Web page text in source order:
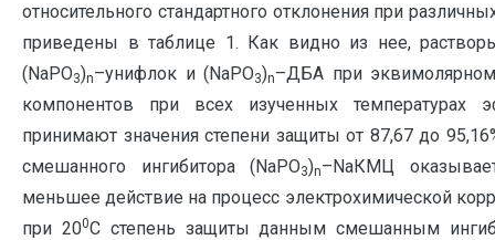
относительного стандартного отклонения при
приведены в таблице 1. Как видно из нее,
(NaPO3)n–унифлок и (NaPO3)n–ДБА при
компонентов при всех изученных температурах
принимают значения степени защиты от 87,67 до
смешанного ингибитора (NaPO3)n–NaКМЦ
меньшее действие на процесс электрохимической
при 200С степень защиты данным смешанным